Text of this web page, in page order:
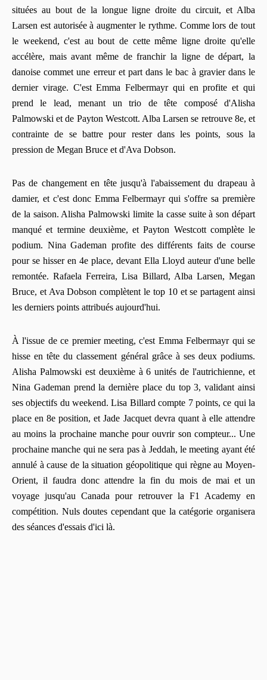
situées au bout de la longue ligne droite du circuit, et Alba
Larsen est autorisée à augmenter le rythme. Comme lors de tout
le weekend, c'est au bout de cette même ligne droite qu'elle
accélère, mais avant même de franchir la ligne de départ, la
danoise commet une erreur et part dans le bac à gravier dans le
dernier virage. C'est Emma Felbermayr qui en profite et qui
prend le lead, menant un trio de tête composé d'Alisha
Palmowski et de Payton Westcott. Alba Larsen se retrouve 8e, et
contrainte de se battre pour rester dans les points, sous la
pression de Megan Bruce et d'Ava Dobson.
Pas de changement en tête jusqu'à l'abaissement du drapeau à
damier, et c'est donc Emma Felbermayr qui s'offre sa première
de la saison. Alisha Palmowski limite la casse suite à son départ
manqué et termine deuxième, et Payton Westcott complète le
podium. Nina Gademan profite des différents faits de course
pour se hisser en 4e place, devant Ella Lloyd auteur d'une belle
remontée. Rafaela Ferreira, Lisa Billard, Alba Larsen, Megan
Bruce, et Ava Dobson complètent le top 10 et se partagent ainsi
les derniers points attribués aujourd'hui.
À l'issue de ce premier meeting, c'est Emma Felbermayr qui se
hisse en tête du classement général grâce à ses deux podiums.
Alisha Palmowski est deuxième à 6 unités de l'autrichienne, et
Nina Gademan prend la dernière place du top 3, validant ainsi
ses objectifs du weekend. Lisa Billard compte 7 points, ce qui la
place en 8e position, et Jade Jacquet devra quant à elle attendre
au moins la prochaine manche pour ouvrir son compteur... Une
prochaine manche qui ne sera pas à Jeddah, le meeting ayant été
annulé à cause de la situation géopolitique qui règne au Moyen-
Orient, il faudra donc attendre la fin du mois de mai et un
voyage jusqu'au Canada pour retrouver la F1 Academy en
compétition. Nuls doutes cependant que la catégorie organisera
des séances d'essais d'ici là.